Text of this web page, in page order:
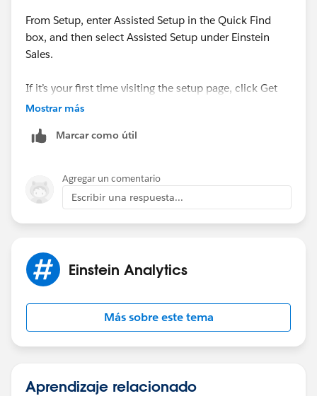
From Setup, enter Assisted Setup in the Quick Find
box, and then select Assisted Setup under Einstein
Sales.
If it’s your first time visiting the setup page, click Get
Started.
The Sales Cloud Einstein setup page shows all the
including how to assign Einstein to users.
- Click Set Up next to Einstein Automated Contacts.
Mostrar más
Marcar como útil
Agregar un comentario
Escribir una respuesta...
Einstein Analytics
Más sobre este tema
Aprendizaje relacionado